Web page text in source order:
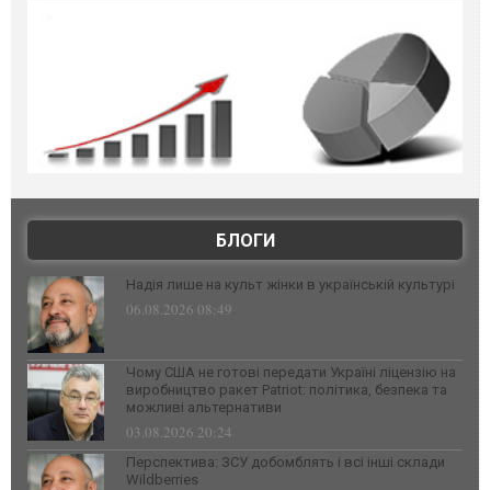
БЛОГИ
Надія лише на культ жінки в українській культурі
06.08.2026 08:49
Чому США не готові передати Україні ліцензію на
виробництво ракет Patriot: політика, безпека та
можливі альтернативи
03.08.2026 20:24
Перспектива: ЗСУ добомблять і всі інші склади
Wildberries